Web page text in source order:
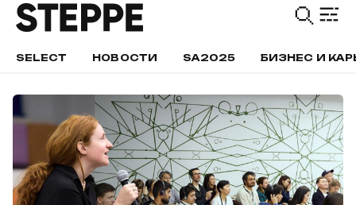
SELECT НОВОСТИ SA2025 БИЗНЕС И